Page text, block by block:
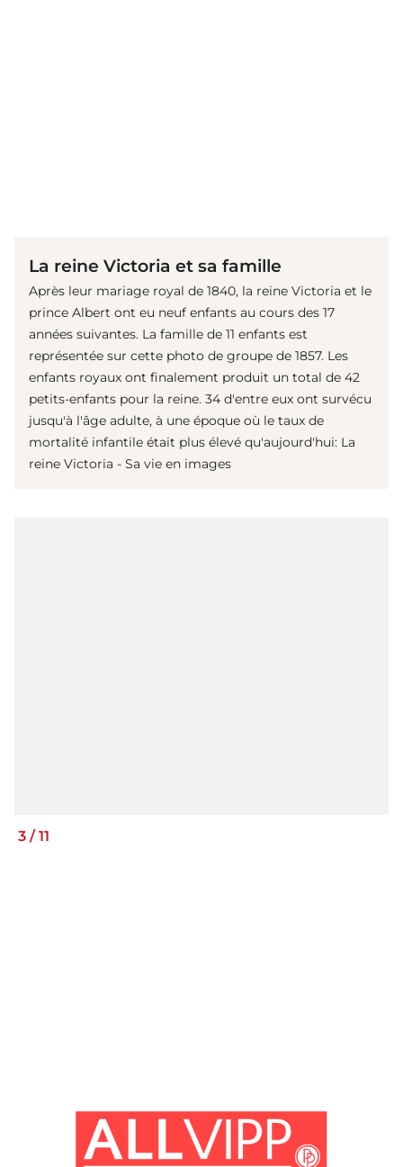
La reine Victoria et sa famille
Après leur mariage royal de 1840, la reine Victoria et le
prince Albert ont eu neuf enfants au cours des 17
années suivantes. La famille de 11 enfants est
représentée sur cette photo de groupe de 1857. Les
enfants royaux ont finalement produit un total de 42
petits-enfants pour la reine. 34 d'entre eux ont survécu
jusqu'à l'âge adulte, à une époque où le taux de
mortalité infantile était plus élevé qu'aujourd'hui: La
reine Victoria - Sa vie en images
3 /11